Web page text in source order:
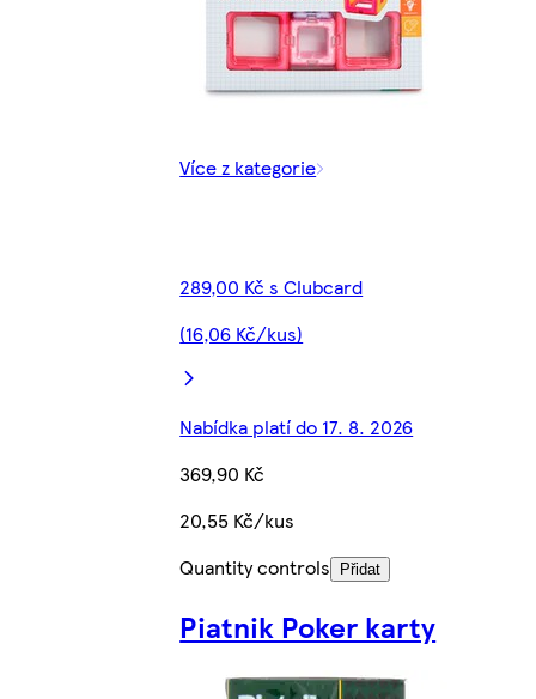
Více z kategorie
289,00 Kč s Clubcard
(16,06 Kč/kus)
Nabídka platí do 17. 8. 2026
369,90 Kč
20,55 Kč/kus
Quantity controls
Přidat
Piatnik Poker karty